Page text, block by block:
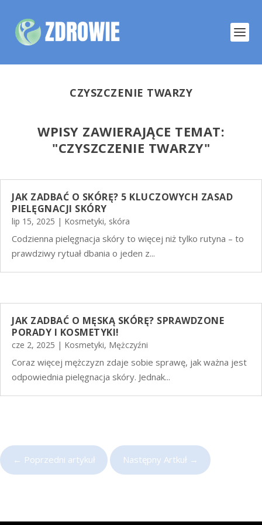
CZYSZCZENIE TWARZY
WPISY ZAWIERAJĄCE TEMAT:
"CZYSZCZENIE TWARZY"
JAK ZADBAĆ O SKÓRĘ? 5 KLUCZOWYCH ZASAD
PIELĘGNACJI SKÓRY
lip 15, 2025 | Kosmetyki, skóra
Codzienna pielęgnacja skóry to więcej niż tylko rutyna – to
prawdziwy rytuał dbania o jeden z...
JAK ZADBAĆ O MĘSKĄ SKÓRĘ? SPRAWDZONE
PORADY I KOSMETYKI!
cze 2, 2025 | Kosmetyki, Mężczyźni
Coraz więcej mężczyzn zdaje sobie sprawę, jak ważna jest
odpowiednia pielęgnacja skóry. Jednak...
← Poprzedni artykuł Następny Artkuł →